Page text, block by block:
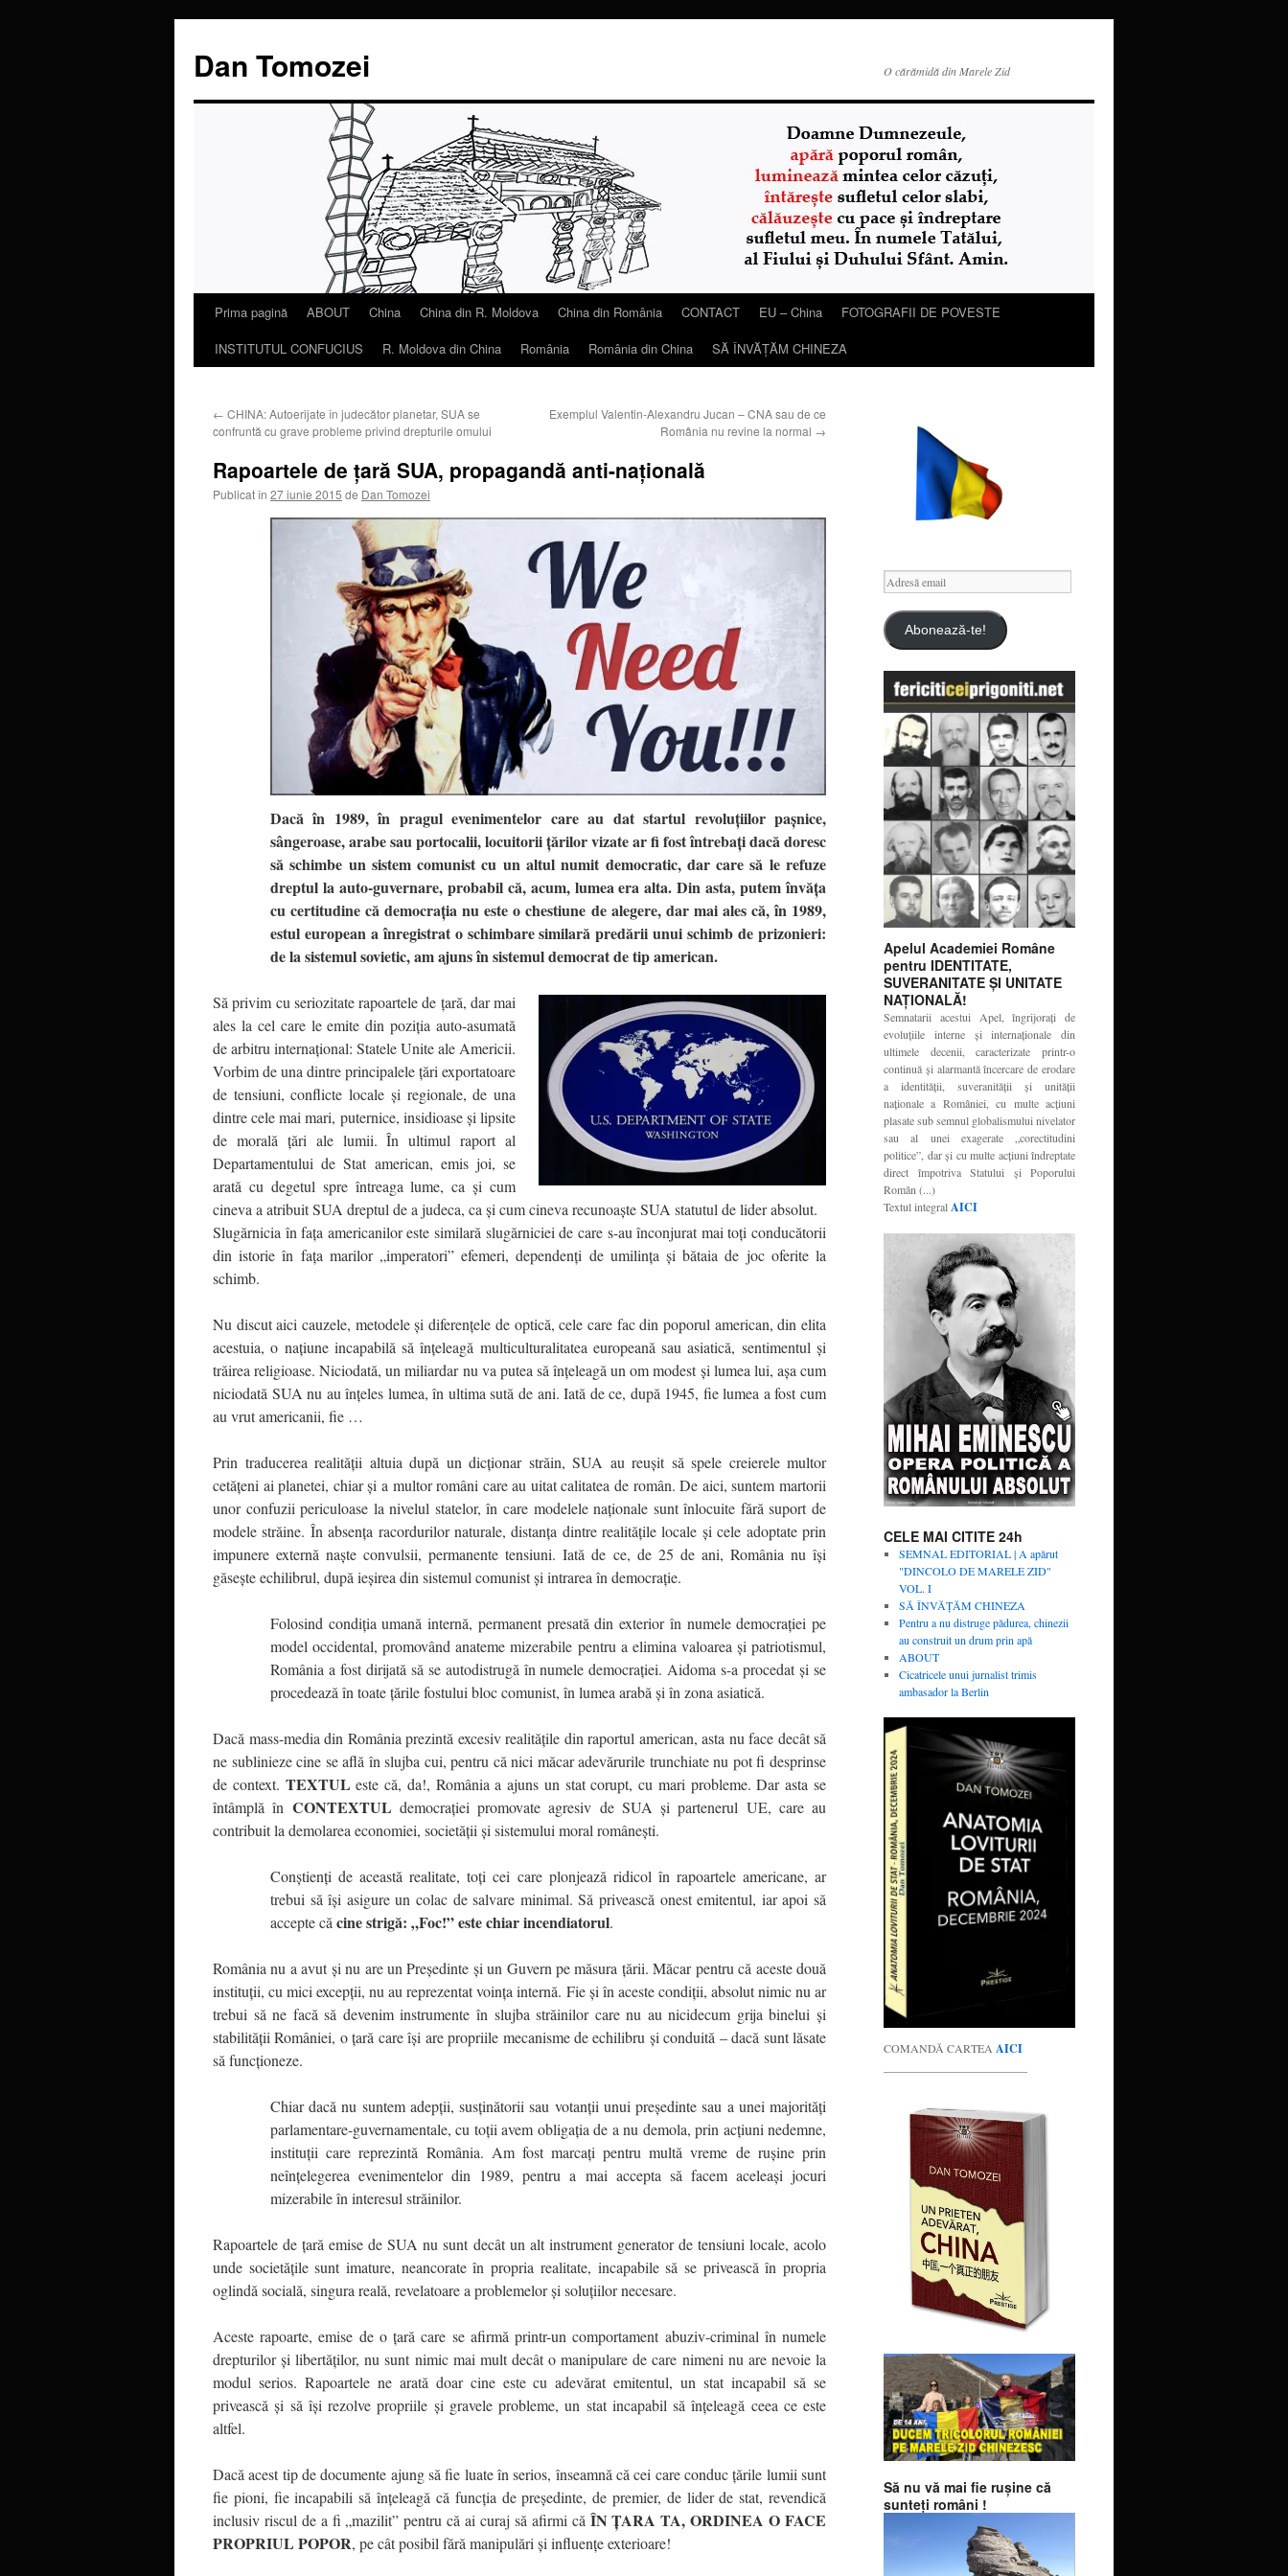
Dan Tomozei O cărămidă din Marele Zid
SariPrima pagină ABOUT China China din R. Moldova China din România CONTACT EU – China
FOTOGRAFII DE POVESTE
INSTITUTUL CONFUCIUS
R. Moldova din China România România din China SĂ ÎNVĂŢĂM CHINEZA
← CHINA: Autoerijate în judecător planetar, SUA se
confruntă cu grave probleme privind drepturile omului
Exemplul Valentin-Alexandru Jucan – CNA sau de ce
România nu revine la normal →
Rapoartele de țară SUA, propagandă anti-națională
Publicat în 27 iunie 2015 de Dan Tomozei
Dacă în 1989, în pragul evenimentelor care au dat startul revoluțiilor pașnice,
sângeroase, arabe sau portocalii, locuitorii țărilor vizate ar fi fost întrebați dacă doresc
să schimbe un sistem comunist cu un altul numit democratic, dar care să le refuze
dreptul la auto-guvernare, probabil că, acum, lumea era alta. Din asta, putem învăța
cu certitudine că democrația nu este o chestiune de alegere, dar mai ales că, în 1989,
estul european a înregistrat o schimbare similară predării unui schimb de prizonieri:
de la sistemul sovietic, am ajuns în sistemul democrat de tip american.
Să privim cu seriozitate rapoartele de țară, dar mai
ales la cel care le emite din poziția auto-asumată
de arbitru internațional: Statele Unite ale Americii.
Vorbim de una dintre principalele țări exportatoare
de tensiuni, conflicte locale și regionale, de una
dintre cele mai mari, puternice, insidioase și lipsite
de morală țări ale lumii. În ultimul raport al
Departamentului de Stat american, emis joi, se
arată cu degetul spre întreaga lume, ca și cum
cineva a atribuit SUA dreptul de a judeca, ca și cum cineva recunoaște SUA statutul de lider absolut.
Slugărnicia în fața americanilor este similară slugărniciei de care s-au înconjurat mai toți conducătorii
din istorie în fața marilor „imperatori” efemeri, dependenți de umilința și bătaia de joc oferite la
schimb.
Nu discut aici cauzele, metodele și diferențele de optică, cele care fac din poporul american, din elita
acestuia, o națiune incapabilă să înțeleagă multiculturalitatea europeană sau asiatică, sentimentul și
trăirea religioase. Niciodată, un miliardar nu va putea să înțeleagă un om modest și lumea lui, așa cum
niciodată SUA nu au înțeles lumea, în ultima sută de ani. Iată de ce, după 1945, fie lumea a fost cum
au vrut americanii, fie …
Prin traducerea realității altuia după un dicționar străin, SUA au reușit să spele creierele multor
cetățeni ai planetei, chiar și a multor români care au uitat calitatea de român. De aici, suntem martorii
unor confuzii periculoase la nivelul statelor, în care modelele naționale sunt înlocuite fără suport de
modele străine. În absența racordurilor naturale, distanța dintre realitățile locale și cele adoptate prin
impunere externă naște convulsii, permanente tensiuni. Iată de ce, de 25 de ani, România nu își
găsește echilibrul, după ieșirea din sistemul comunist și intrarea în democrație.
Folosind condiția umană internă, permanent presată din exterior în numele democrației pe
model occidental, promovând anateme mizerabile pentru a elimina valoarea și patriotismul,
România a fost dirijată să se autodistrugă în numele democrației. Aidoma s-a procedat și se
procedează în toate țările fostului bloc comunist, în lumea arabă și în zona asiatică.
Dacă mass-media din România prezintă excesiv realitățile din raportul american, asta nu face decât să
ne sublinieze cine se află în slujba cui, pentru că nici măcar adevărurile trunchiate nu pot fi desprinse
de context. TEXTUL este că, da!, România a ajuns un stat corupt, cu mari probleme. Dar asta se
întâmplă în CONTEXTUL democrației promovate agresiv de SUA și partenerul UE, care au
contribuit la demolarea economiei, societății și sistemului moral românești.
Conștienți de această realitate, toți cei care plonjează ridicol în rapoartele americane, ar
trebui să își asigure un colac de salvare minimal. Să privească onest emitentul, iar apoi să
accepte că cine strigă: „Foc!” este chiar incendiatorul.
România nu a avut și nu are un Președinte și un Guvern pe măsura țării. Măcar pentru că aceste două
instituții, cu mici excepții, nu au reprezentat voința internă. Fie și în aceste condiții, absolut nimic nu ar
trebui să ne facă să devenim instrumente în slujba străinilor care nu au nicidecum grija binelui și
stabilității României, o țară care își are propriile mecanisme de echilibru și conduită – dacă sunt lăsate
să funcționeze.
Chiar dacă nu suntem adepții, susținătorii sau votanții unui președinte sau a unei majorități
parlamentare-guvernamentale, cu toții avem obligația de a nu demola, prin acțiuni nedemne,
instituții care reprezintă România. Am fost marcați pentru multă vreme de rușine prin
neînțelegerea evenimentelor din 1989, pentru a mai accepta să facem aceleași jocuri
mizerabile în interesul străinilor.
Rapoartele de țară emise de SUA nu sunt decât un alt instrument generator de tensiuni locale, acolo
unde societățile sunt imature, neancorate în propria realitate, incapabile să se privească în propria
oglindă socială, singura reală, revelatoare a problemelor și soluțiilor necesare.
Aceste rapoarte, emise de o țară care se afirmă printr-un comportament abuziv-criminal în numele
drepturilor și libertăților, nu sunt nimic mai mult decât o manipulare de care nimeni nu are nevoie la
modul serios. Rapoartele ne arată doar cine este cu adevărat emitentul, un stat incapabil să se
privească și să își rezolve propriile și gravele probleme, un stat incapabil să înțeleagă ceea ce este
altfel.
Dacă acest tip de documente ajung să fie luate în serios, înseamnă că cei care conduc țările lumii sunt
fie pioni, fie incapabili să înțeleagă că funcția de președinte, de premier, de lider de stat, revendică
inclusiv riscul de a fi „mazilit” pentru că ai curaj să afirmi că ÎN ȚARA TA, ORDINEA O FACE
PROPRIUL POPOR, pe cât posibil fără manipulări și influențe exterioare!
Adresă
email
Abonează-te!
Apelul Academiei Române
pentru IDENTITATE,
SUVERANITATE ŞI UNITATE
NAŢIONALĂ!
Semnatarii acestui Apel, îngrijoraţi de
evoluţiile interne şi internaţionale din
ultimele decenii, caracterizate printr-o
continuă şi alarmantă încercare de erodare
a identităţii, suveranităţii şi unităţii
naţionale a României, cu multe acţiuni
plasate sub semnul globalismului nivelator
sau al unei exagerate „corectitudini
politice”, dar şi cu multe acţiuni îndreptate
direct împotriva Statului şi Poporului
Român (...)
Textul integralAICI
CELE MAI CITITE 24h
SEMNAL EDITORIAL | A apărut
"DINCOLO DE MARELE ZID"
VOL. I
SĂ ÎNVĂŢĂM CHINEZA
Pentru a nu distruge pădurea, chinezii
au construit un drum prin apă
ABOUT
Cicatricele unui jurnalist trimis
ambasador la Berlin
COMANDĂ CARTEA AICI
Să nu vă mai fie ruşine că
sunteţi români !